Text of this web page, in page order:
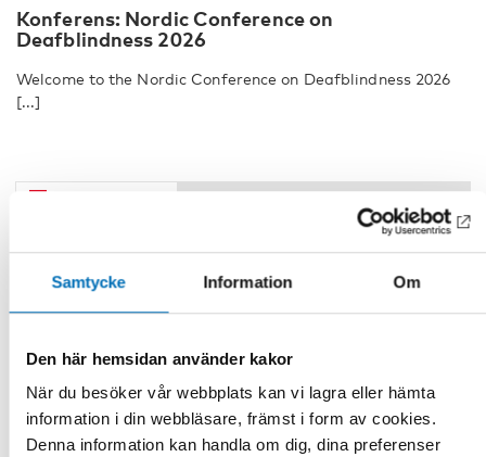
Samtycke Information Om
Den här hemsidan använder kakor
När du besöker vår webbplats kan vi lagra eller hämta
information i din webbläsare, främst i form av cookies.
Denna information kan handla om dig, dina preferenser
Konferens: Nordic Conference on
Deafblindness 2026
Welcome to the Nordic Conference on Deafblindness 2026
[...]